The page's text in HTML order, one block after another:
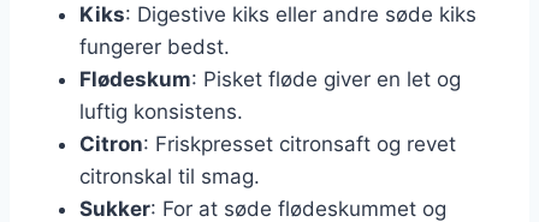
Kiks: Digestive kiks eller andre søde kiks
fungerer bedst.
Flødeskum: Pisket fløde giver en let og
luftig konsistens.
Citron: Friskpresset citronsaft og revet
citronskal til smag.
Sukker: For at søde flødeskummet og